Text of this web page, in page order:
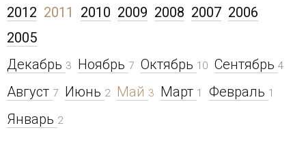
2012 2011
Декабрь 3 Ноябрь 7 Октябрь 10 Сентябрь 4
Август 7 Июнь 2 Май 3 Март 1 Февраль 1
Январь 2
2010 2009 2008 2007 2006
2005